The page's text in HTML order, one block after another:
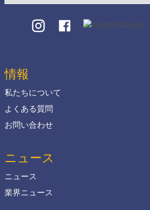
情報
私たちについて
よくある質問
お問い合わせ
ニュース
ニュース
業界ニュース